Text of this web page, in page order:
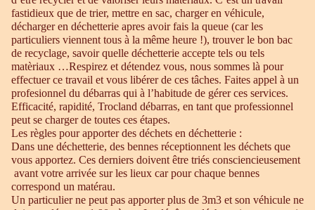
fastidieux que de trier, mettre en sac, charger en véhicule,
décharger en déchetterie apres avoir fais la queue (car les
particuliers viennent tous à la même heure !), trouver le bon bac
de recyclage, savoir quelle déchetterie accepte tels ou tels
matèriaux …Respirez et détendez vous, nous sommes là pour
effectuer ce travail et vous libérer de ces tâches. Faites appel à un
profesionnel du débarras qui à l’habitude de gérer ces services.
Efficacité, rapidité, Trocland débarras, en tant que professionnel
peut se charger de toutes ces étapes.
Les règles pour apporter des déchets en déchetterie :
Dans une déchetterie, des bennes réceptionnent les déchets que
vous apportez. Ces derniers doivent être triés consciencieusement
avant votre arrivée sur les lieux car pour chaque bennes
correspond un matérau.
Un particulier ne peut pas apporter plus de 3m3 et son véhicule ne